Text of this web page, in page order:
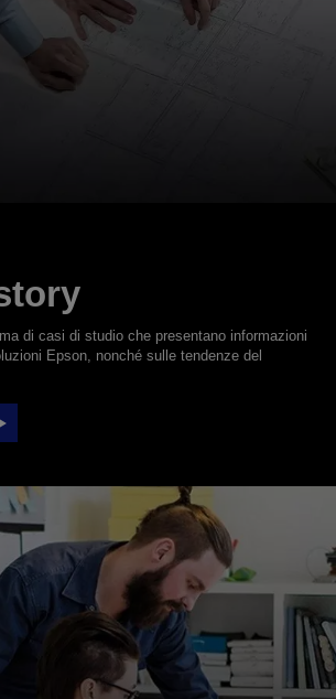
di casi di studio che presentano informazioni
Epson, nonché sulle tendenze del